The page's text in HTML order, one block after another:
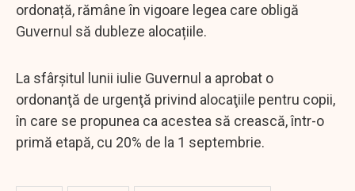
ordonață, rămâne în vigoare legea care obligă
Guvernul să dubleze alocațiile.
La sfârșitul lunii iulie Guvernul a aprobat o
ordonanţă de urgenţă privind alocaţiile pentru copii,
în care se propunea ca acestea să crească, într-o
primă etapă, cu 20% de la 1 septembrie.